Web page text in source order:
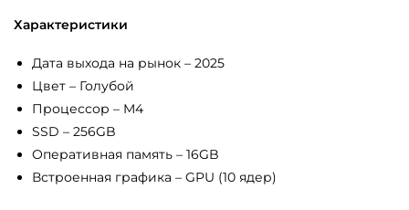
Характеристики
Дата выхода на рынок – 2025
Цвет – Голубой
Процессор – M4
SSD – 256GB
Оперативная память – 16GB
Встроенная графика – GPU (10 ядер)